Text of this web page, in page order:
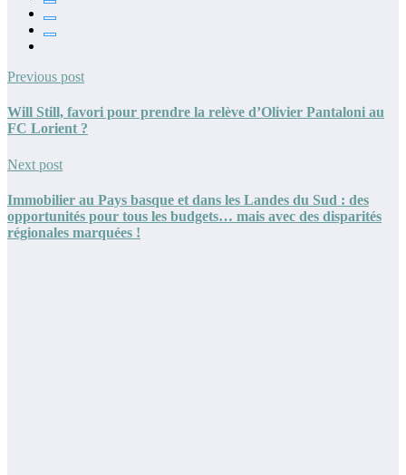
Previous post
Will Still, favori pour prendre la relève d’Olivier Pantaloni au
FC Lorient ?
Next post
Immobilier au Pays basque et dans les Landes du Sud : des
opportunités pour tous les budgets… mais avec des disparités
régionales marquées !